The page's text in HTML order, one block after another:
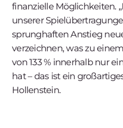
finanzielle Möglichkeiten.
unserer
sprunghaften Anstieg
verzeichnen, was zu
von 133 % innerhalb nur
hat – das ist ein
Hollenstein.